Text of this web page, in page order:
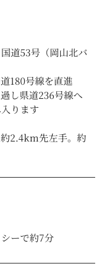
道53号（岡山北バ
180号線を直進
し県道236号線へ
ります
2.4km先左手。約
ーで約7分